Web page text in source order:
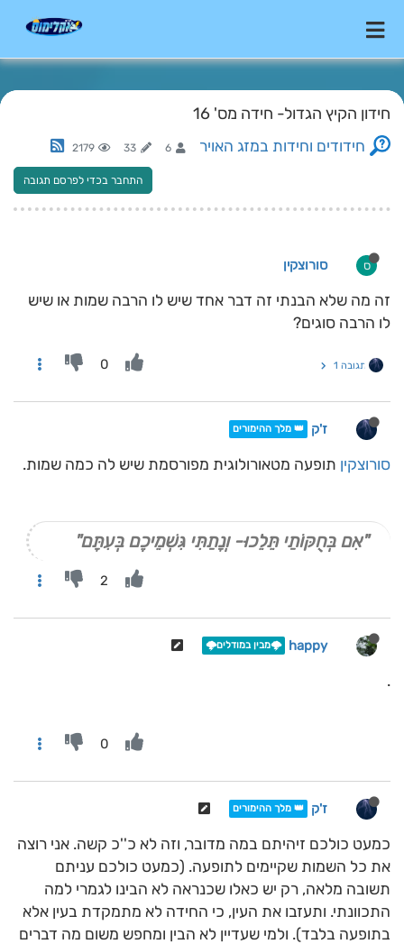
חידון הקיץ הגדול- חידה מס' 16
חידודים וחידות במזג האויר 6
33
2179
התחבר בכדי לפרסם תגובה
ס סורוצקין
זה מה שלא הבנתי זה דבר אחד שיש לו הרבה שמות או שיש
לו הרבה סוגים?
תגובה 1 0
ז'ק 👑 מלך ההימורים
סורוצקין תופעה מטאורולוגית מפורסמת שיש לה כמה שמות.
"אִם בְּחֻקּוֹתַי תֵּלֵכוּ- וְנָתַתִּי גִּשְׁמֵיכֶם בְּעִתָּם"
2
happy 🌩️מבין במודלים🌩️
.
0
ז'ק 👑 מלך ההימורים
כמעט כולכם זיהיתם במה מדובר, וזה לא כ''כ קשה. אני רוצה
את כל השמות שקיימים לתופעה. (כמעט כולכם עניתם
תשובה מלאה, רק יש כאלו שכנראה לא הבינו לגמרי למה
התכוונתי. ותעזבו את העין, כי החידה לא מתמקדת בעין אלא
בתופעה בלבד). ולמי שעדיין לא הבין ומחפש משום מה דברים